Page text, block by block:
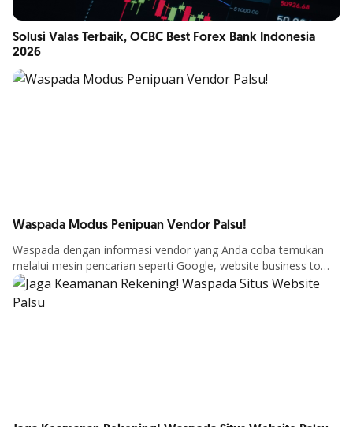
Solusi Valas Terbaik, OCBC Best Forex Bank Indonesia
2026
Lebih Lanjut
Waspada Modus Penipuan Vendor Palsu!
Waspada dengan informasi vendor yang Anda coba temukan
melalui mesin pencarian seperti Google, website business to
business (B2B), maupun melalui jejaring media sosial!
Lebih Lanjut